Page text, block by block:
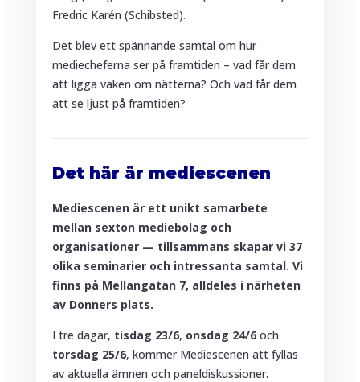
Fredric Karén (Schibsted).
Det blev ett spännande samtal om hur
mediecheferna ser på framtiden – vad får dem
att ligga vaken om nätterna? Och vad får dem
att se ljust på framtiden?
Det här är mediescenen
Mediescenen är ett unikt samarbete
mellan sexton mediebolag och
organisationer — tillsammans skapar vi 37
olika seminarier och intressanta samtal. Vi
finns på Mellangatan 7, alldeles i närheten
av Donners plats.
I tre dagar, tisdag 23/6, onsdag 24/6och
torsdag 25/6, kommer Mediescenen att fyllas
av aktuella ämnen och paneldiskussioner.